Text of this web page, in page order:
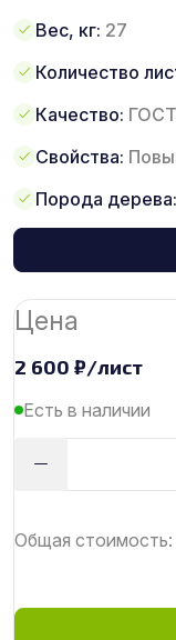
Вес, кг: 27
Количество
Качество: ГОСТ
Свойства:
Порода дерева:
Цена
2 600 ₽/лист
Есть в наличии
Общая стоимость: